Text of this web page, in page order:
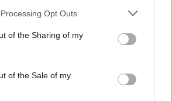
website/app uses one or more Google
or usage behaviour. You may click to
to Google and its third-party tags to
specified purposes in below Google
Opt Outs
of the Sharing of my
of the Sale of my